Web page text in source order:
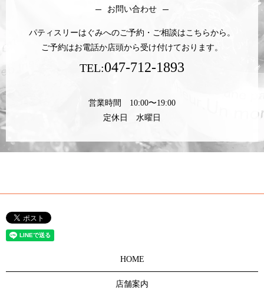
お問い合わせ
パティスリーはぐみへのご予約・ご相談はこちらから。
ご予約はお電話か店頭から受け付けております。
TEL:047-712-1893
営業時間 10:00〜19:00
定休日 水曜日
HOME
店舗案内